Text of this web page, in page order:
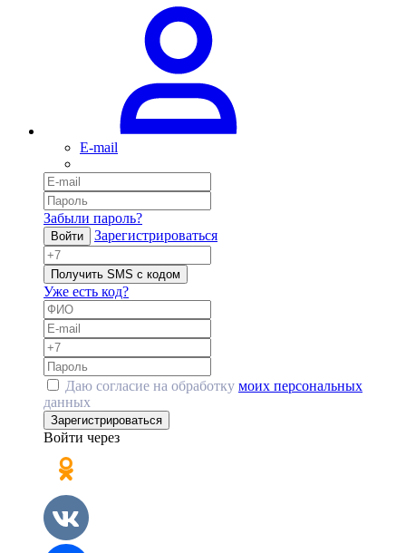
E-mail
Забыли пароль?
Войти Зарегистрироваться
Получить SMS с кодом
Уже есть код?
Даю согласие на обработку моих персональных
данных
Зарегистрироваться
Войти через